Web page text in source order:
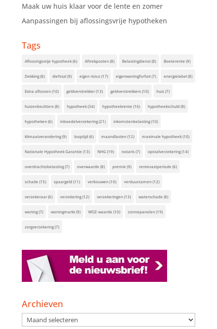
Maak uw huis klaar voor de lente en zomer
Aanpassingen bij aflossingsvrije hypotheken
Tags
Aflossingsvrije hypotheek(6) Aftrekposten(8) Belastingdienst(8) Boeterente (9)
Dekking(8) diefstal(9) eigen risico(17) eigenwoningforfait(7) energielabel(8)
Extra aflossen(10) geldverstrekker(13) geldverstrekkers(10) huis(7)
huizenbezitters(8) hypotheek(34) hypotheekrente (16) hypotheekschuld(8)
hypotheken(6) inboedelverzekering(21) inkomstenbelasting(10)
klimaatverandering(9) looptijd(6) maandlasten(12) maximale hypotheek(10)
Nationale Hypotheek Garantie (13) NHG(19) notaris(7) opstalverzekering(14)
overdrachtsbelasting(7) overwaarde (8) premie (9) rentevastperiode (6)
schade (15) spaargeld(11) verbouwen(10) verduurzamen(12)
verzekeraar(6) verzekering(12) verzekeringen(13) waterschade (8)
woning(7) woningmarkt(9) WOZ-waarde (10) zonnepanelen(19)
zorgverzekering(7)
Archieven
Archieven